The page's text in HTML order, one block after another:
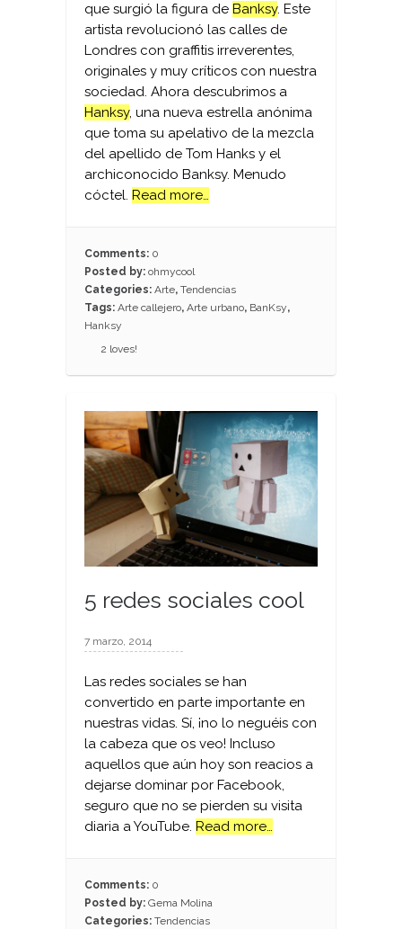
que surgió la figura de Banksy. Este
artista revolucionó las calles de
Londres con graffitis irreverentes,
originales y muy críticos con nuestra
sociedad. Ahora descubrimos a
Hanksy, una nueva estrella anónima
que toma su apelativo de la mezcla
del apellido de Tom Hanks y el
archiconocido Banksy. Menudo
cóctel. Read more…
Comments: 0
Posted by: ohmycool
Categories: Arte, Tendencias
Tags: Arte callejero, Arte urbano, BanKsy,
Hanksy
2 loves!
5 redes sociales cool
7 marzo, 2014
Las redes sociales se han
convertido en parte importante en
nuestras vidas. Sí, ¡no lo neguéis con
la cabeza que os veo! Incluso
aquellos que aún hoy son reacios a
dejarse dominar por Facebook,
seguro que no se pierden su visita
diaria a YouTube. Read more…
Comments: 0
Posted by: Gema Molina
Categories: Tendencias